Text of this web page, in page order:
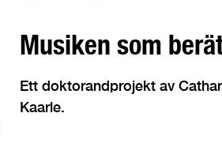
Musiken som
Ett doktorandprojekt av
Kaarle.